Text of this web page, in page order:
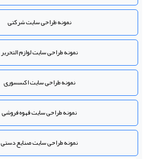
نمونه طراحی سایت شرکتی
نمونه طراحی سایت لوازم التحریر
نمونه طراحی سایت اکسسوری
نمونه طراحی سایت قهوه فروشی
نمونه طراحی سایت صنایع دستی